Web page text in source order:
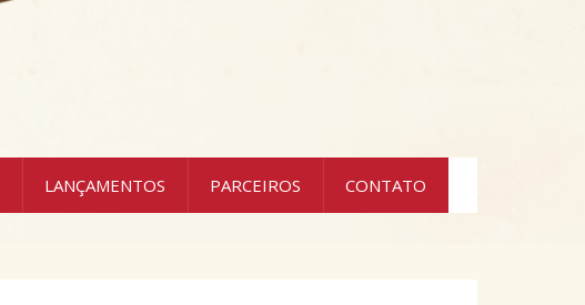
LANÇAMENTOS PARCEIROS CONTATO